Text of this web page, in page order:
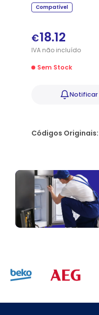
Compatível
€18.12
IVAnãoincluído
Sem Stock
Notificar
Códigos Originais: